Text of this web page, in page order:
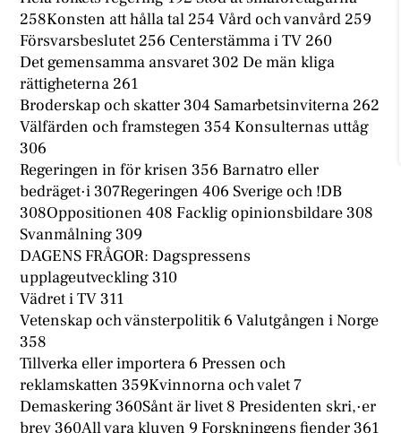
258Konsten att hålla tal 254 Vård och vanvård 259
Försvarsbeslutet 256 Centerstämma i TV 260
Det gemensamma ansvaret 302 De män kliga
rättigheterna 261
Broderskap och skatter 304 Samarbetsinviterna 262
Välfärden och framstegen 354 Konsulternas uttåg
306
Regeringen in för krisen 356 Barnatro eller
bedräget·i 307Regeringen 406 Sverige och !DB
308Oppositionen 408 Facklig opinionsbildare 308
Svanmålning 309
DAGENS FRÅGOR: Dagspressens
upplageutveckling 310
Vädret i TV 311
Vetenskap och vänsterpolitik 6 Valutgången i Norge
358
Tillverka eller importera 6 Pressen och
reklamskatten 359Kvinnorna och valet 7
Demaskering 360Sånt är livet 8 Presidenten skri,·er
brev 360All vara kluven 9 Forskningens fiender 361